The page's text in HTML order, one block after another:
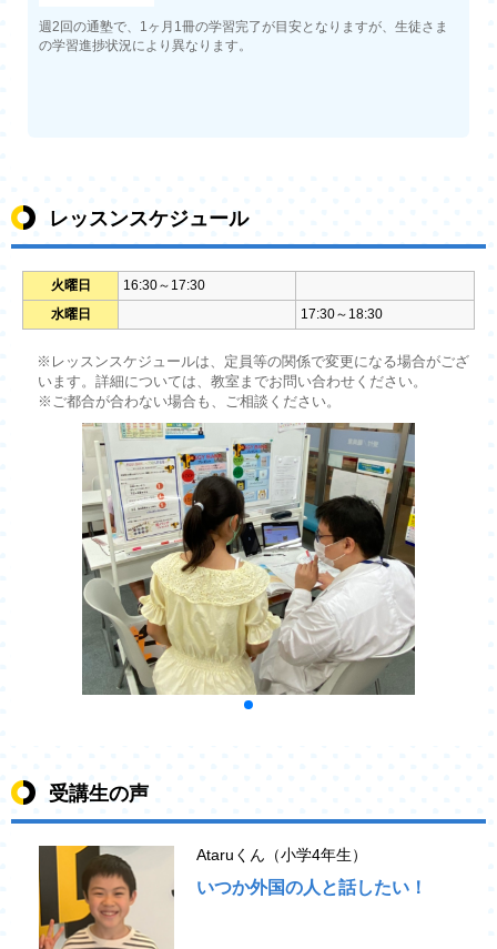
週2回の通塾で、1ヶ月1冊の学習完了が目安となりますが、生徒さま
の学習進捗状況により異なります。
レッスンスケジュール
火曜日
16:30～17:30
水曜日
17:30～18:30
※レッスンスケジュールは、定員等の関係で変更になる場合がござ
います。詳細については、教室までお問い合わせください。
※ご都合が合わない場合も、ご相談ください。
受講生の声
Ataruくん（小学4年生）
いつか外国の人と話したい！